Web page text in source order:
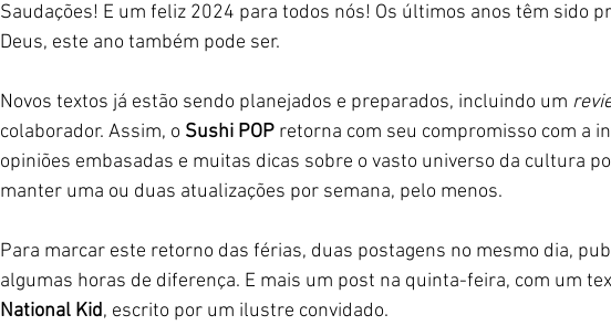
Saudações! E um feliz 2024 para todos nós! Os últimos anos têm sido
Deus, este ano também pode ser.
Novos textos já estão sendo planejados e preparados, incluindo um
colaborador. Assim, o Sushi POP retorna com seu compromisso com a
opiniões embasadas e muitas dicas sobre o vasto universo da cultura
manter uma ou duas atualizações por semana, pelo menos.
Para marcar este retorno das férias, duas postagens no mesmo dia,
algumas horas de diferença. E mais um post na quinta-feira, com um
National Kid, escrito por um ilustre convidado.